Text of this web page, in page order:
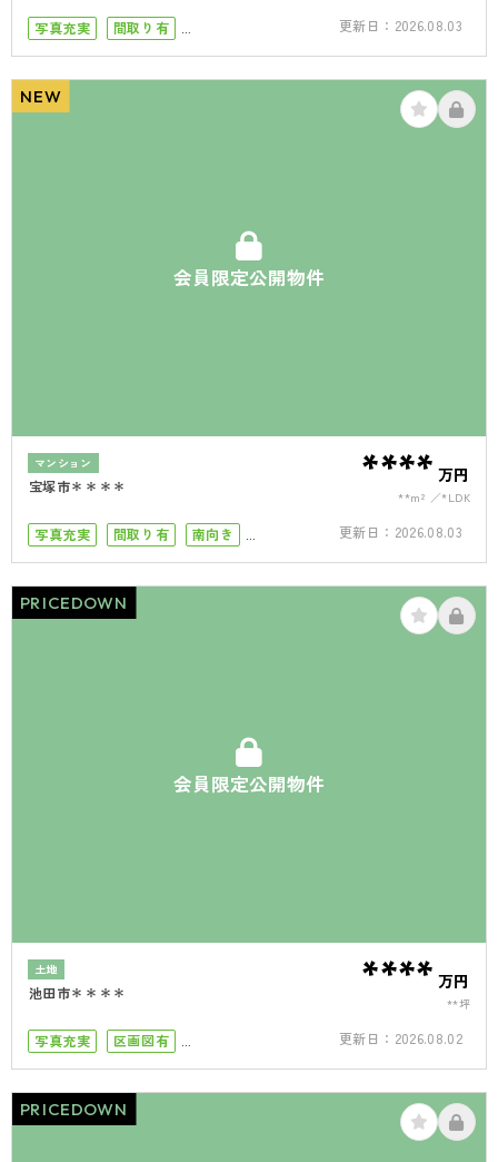
写真充実
間取り有
4LDK以上
更新日： 2026.08.03
会員限定公開物件
NEW
マンション
宝塚市＊＊＊＊ **** 万円
**m² *LDK
写真充実 間取り有
南向き
更新日： 2026.08.03
会員限定公開物件
PRICEDOWN
土地
池田市＊＊＊＊ **** 万円
**坪
写真充実
区画図有
更新日： 2026.08.02
PRICEDOWN